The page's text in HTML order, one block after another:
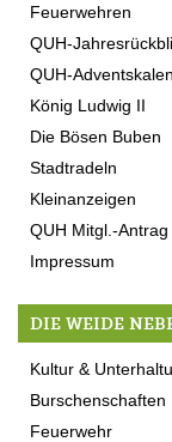
Feuerwehren
QUH-
QUH-
König Ludwig II
Die Bösen Buben
Stadtradeln
Kleinanzeigen
QUH Mitgl.-Antrag
Impressum
DIE WEIDE
Kultur &
Burschenschaften
Feuerwehr